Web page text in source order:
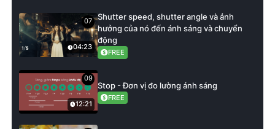
07
04:23
Shutter speed, shutter angle và ảnh
hưởng của nó đến ánh sáng và chuyển
động
FREE
09
12:21
Stop - Đơn vị đo lường ánh sáng
FREE